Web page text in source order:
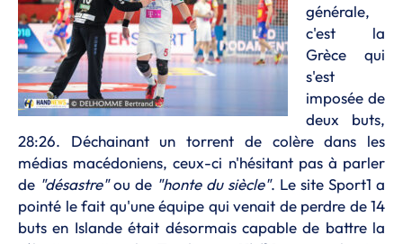
générale,
c'est la
Grèce qui
s'est
imposée de
deux buts,
28:26. Déchainant un torrent de colère dans les
médias macédoniens, ceux-ci n'hésitant pas à parler
de "désastre"ou de "honte du siècle". Le site Sport1 a
pointé le fait qu'une équipe qui venait de perdre de 14
buts en Islande était désormais capable de battre la